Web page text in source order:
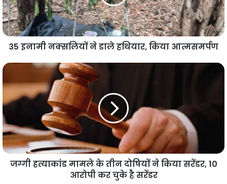
35 इनामी नक्‍सलियों ने डाले हथियार, किया आत्मसमर्पण
जग्गी हत्याकांड मामले के तीन दोषियों ने किया सरेंडर, 10
आरोपी कर चुके है सरेंडर